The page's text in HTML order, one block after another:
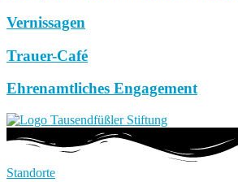
Vernissagen
Trauer-Café
Ehrenamtliches Engagement
Standorte